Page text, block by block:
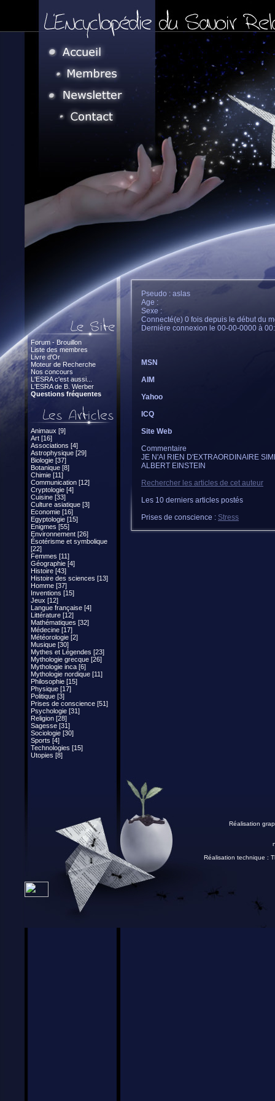
Forum - Brouillon
Liste des membres
Livre d'Or
Moteur de Recherche
Nos concours
L'ESRA c'est aussi...
L'ESRA de B. Werber
Questions fréquentes
Animaux [9]
Art [16]
Associations [4]
Astrophysique [29]
Biologie [37]
Botanique [8]
Chimie [11]
Communication [12]
Cryptologie [4]
Cuisine [33]
Culture asiatique [3]
Economie [16]
Egyptologie [15]
Enigmes [55]
Environnement [26]
Ésotérisme et symbolique
[22]
Femmes [11]
Géographie [4]
Histoire [43]
Histoire des sciences [13]
Homme [37]
Inventions [15]
Jeux [12]
Langue française [4]
Littérature [12]
Mathématiques [32]
Médecine [17]
Météorologie [2]
Musique [30]
Mythes et Légendes [23]
Mythologie grecque [26]
Mythologie inca [6]
Mythologie nordique [11]
Philosophie [15]
Physique [17]
Politique [3]
Prises de conscience [51]
Psychologie [31]
Religion [28]
Sagesse [31]
Sociologie [30]
Sports [4]
Technologies [15]
Utopies [8]
Pseudo : aslas
Age :
Sexe :
Connecté(e) 0 fois depuis le début du
Dernière connexion le 00-00-0000 à
MSN
AIM
Yahoo
ICQ
Site Web
Commentaire
JE N'AI RIEN D'EXTRAORDINAIRE
ALBERT EINSTEIN
Rechercher les articles de cet auteur
Les 10 derniers articles postés
Prises de conscience : Stress
Réalisation
Réalisation technique :